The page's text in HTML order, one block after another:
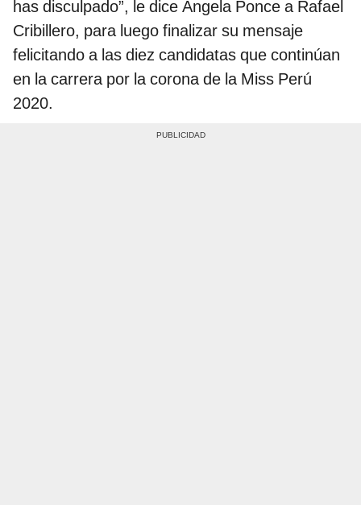
has disculpado”, le dice Ángela Ponce a Rafael
Cribillero, para luego finalizar su mensaje
felicitando a las diez candidatas que continúan
en la carrera por la corona de la Miss Perú
2020.